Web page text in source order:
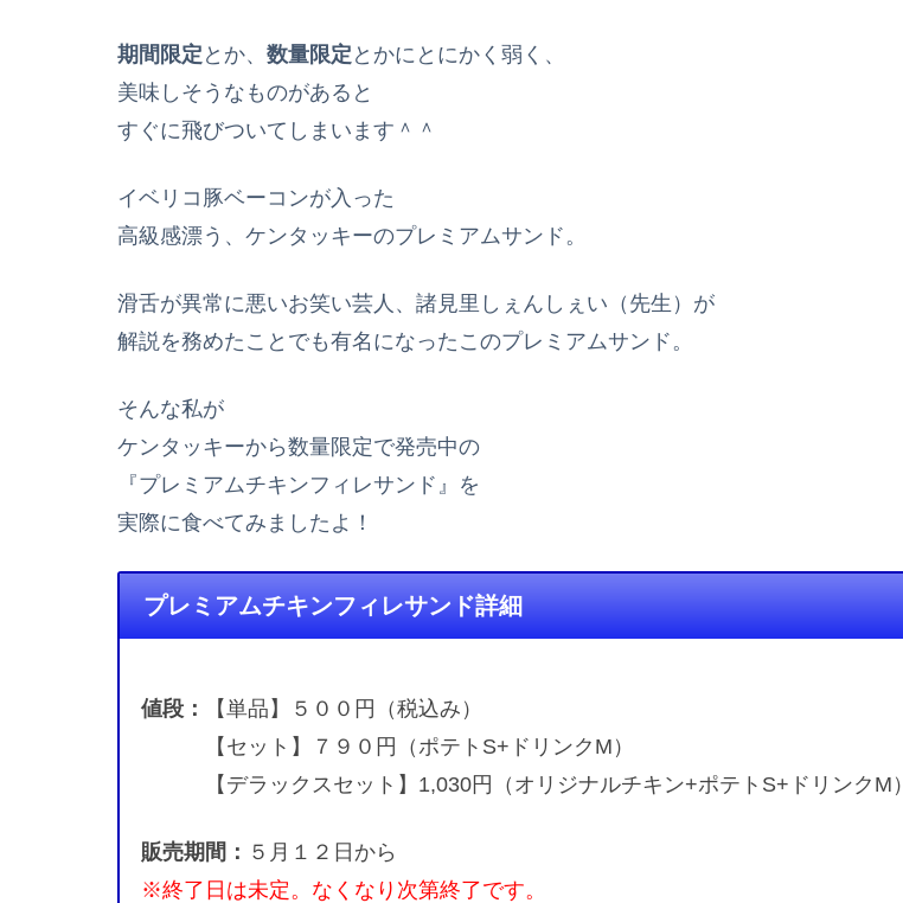
期間限定 とか、 数量限定 とかにとにかく弱く、
美味しそうなものがあると
すぐに飛びついてしまいます＾＾
イベリコ豚ベーコンが入った
高級感漂う、ケンタッキーのプレミアムサンド。
滑舌が異常に悪いお笑い芸人、諸見里しぇんしぇい（先生）が
解説を務めたことでも有名になったこのプレミアムサンド。
そんな私が
ケンタッキーから数量限定で発売中の
『プレミアムチキンフィレサンド』を
実際に食べてみましたよ！
プレミアムチキンフィレサンド詳細
値段：
【単品】５００円（税込み）
【セット】７９０円（ポテトS+ドリンクM）
【デラックスセット】1,030円（オリジナルチキン+ポテトS+ドリンクM）
販売期間： ５月１２日から
※終了日は未定。なくなり次第終了です。